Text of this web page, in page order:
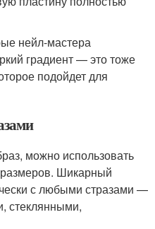
нейл-мастера
градиент — это тоже
подойдет для
можно использовать
Шикарный
с любыми стразами —
стеклянными,